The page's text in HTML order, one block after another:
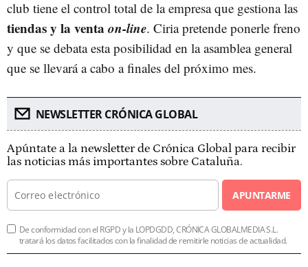
club tiene el control total de la empresa que gestiona las
tiendas y la venta on-line. Ciria pretende ponerle freno
y que se debata esta posibilidad en la asamblea general
que se llevará a cabo a finales del próximo mes.
NEWSLETTER CRÓNICA GLOBAL
Apúntate a la newsletter de Crónica Global para recibir
las noticias más importantes sobre Cataluña.
APUNTARME
De conformidad con el RGPD y la LOPDGDD, CRÓNICA GLOBALMEDIA S.L.
tratará los datos facilitados con la finalidad de remitirle noticias de actualidad.